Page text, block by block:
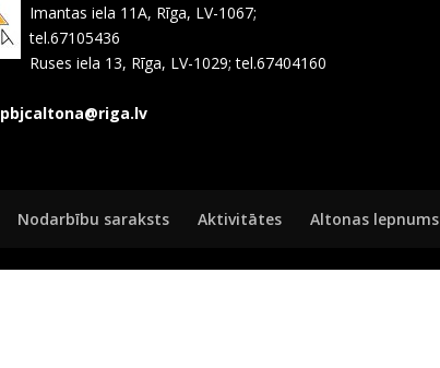
Imantas iela 11A, Rīga, LV-1067;
tel.67105436
Ruses iela 13, Rīga, LV-1029; tel.67404160
pbjcaltona@riga.lv
Nodarbību saraksts Aktivitātes Altonas lepnums